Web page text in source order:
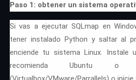
Paso 1: obtener un sistema
Si vas a ejecutar SQLmap en
tener instalado Python y saltar al
enciende tu sistema Linux. Instale
recomienda Ubuntu